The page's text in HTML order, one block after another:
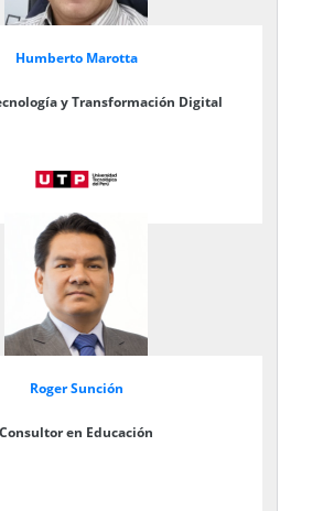
Humberto Marotta
y Transformación Digital
Roger Sunción
Consultor en Educación